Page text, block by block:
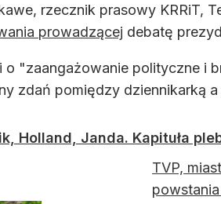
rzecznik prasowy KRRiT,
prowadzącej debatę
o "zaangażowanie polityczne i
zdań pomiędzy dziennikarką
Holland, Janda. Kapituła
TVP,